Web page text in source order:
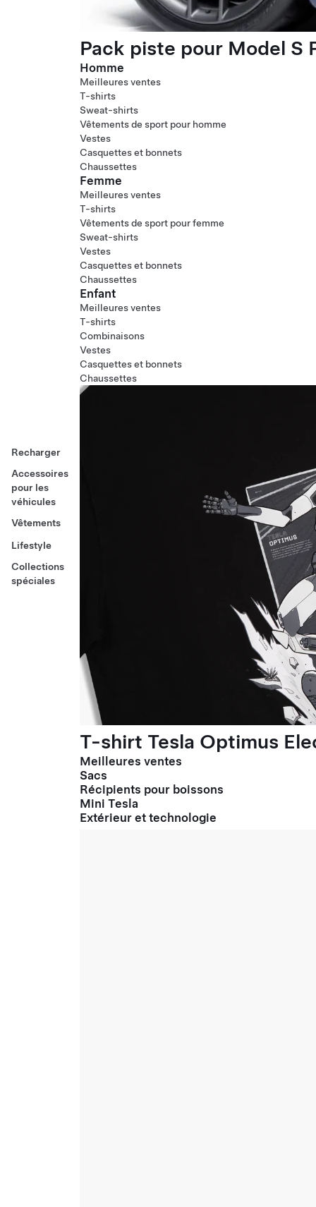
Recharger
Accessoires
pour les
véhicules
Vêtements
Lifestyle
Collections
spéciales
Pack piste pour Model S
Homme
Meilleures ventes
T-shirts
Sweat-shirts
Vêtements de sport pour homme
Vestes
Casquettes et bonnets
Chaussettes
Femme
Meilleures ventes
T-shirts
Vêtements de sport pour femme
Sweat-shirts
Vestes
Casquettes et bonnets
Chaussettes
Enfant
Meilleures ventes
T-shirts
Combinaisons
Vestes
Casquettes et bonnets
Chaussettes
T-shirt Tesla Optimus
Meilleures ventes
Sacs
Récipients pour boissons
Mini Tesla
Extérieur et technologie